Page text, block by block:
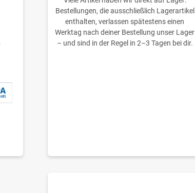
Bestellungen, die ausschließlich Lagerartikel
enthalten, verlassen spätestens einen
Werktag nach deiner Bestellung unser Lager
– und sind in der Regel in 2–3 Tagen bei dir.